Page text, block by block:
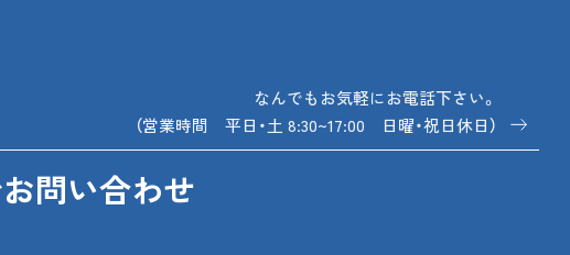
なんでもお気軽にお電話下さい。
（営業時間 平日・土 8:30~17:00 日曜・祝日休日）
問い合わせ